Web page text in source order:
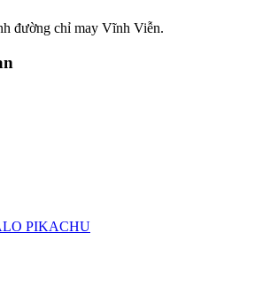
đường chỉ may Vĩnh Viễn.
PIKACHU